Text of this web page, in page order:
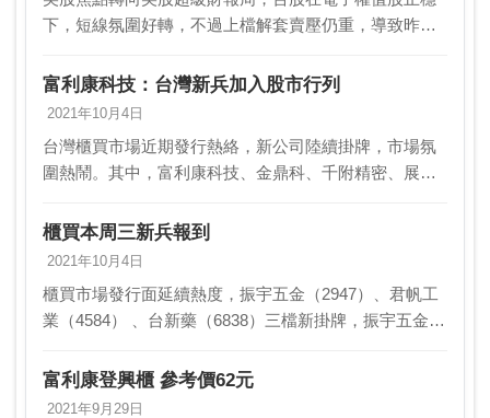
下，短線氛圍好轉，不過上檔解套賣壓仍重，導致昨
櫃市場前12強交出雙位數漲幅，表現亮眼，其中，傑智
環境…
富利康科技：台灣新兵加入股市行列
2021年10月4日
台灣櫃買市場近期發行熱絡，新公司陸續掛牌，市場氛
圍熱鬧。其中，富利康科技、金鼎科、千附精密、展
宇五金、君帆工業、台新藥三檔新公司陸續掛牌，市場
熱度持續…
櫃買本周三新兵報到
2021年10月4日
櫃買市場發行面延續熱度，振宇五金（2947）、君帆工
業（4584） 、台新藥（6838）三檔新掛牌，振宇五金6
5、7日各以68元及32元掛牌興櫃。…
富利康登興櫃 參考價62元
2021年9月29日